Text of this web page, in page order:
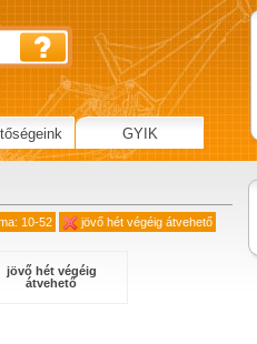
10-52 jövő hét végéig átvehető
jövő hét végéig
átvehető
GYIK